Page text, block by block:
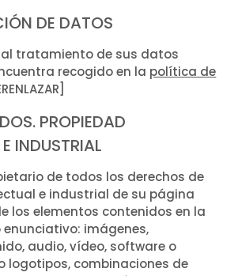
DE DATOS
tratamiento de sus datos
recogido en la política de
PROPIEDAD
INDUSTRIAL
de todos los derechos de
e industrial de su página
los elementos contenidos en la
imágenes,
audio, vídeo, software o
logotipos, combinaciones de